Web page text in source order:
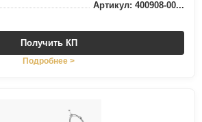
Артикул: 400908-00...
Получить КП
Подробнее >